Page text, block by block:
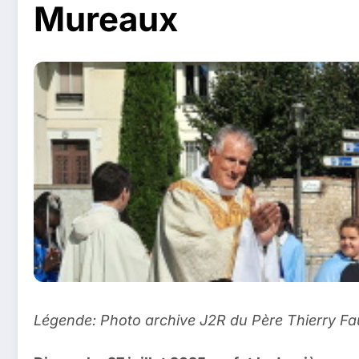
Mureaux
Légende: Photo archive J2R du Père Thierry